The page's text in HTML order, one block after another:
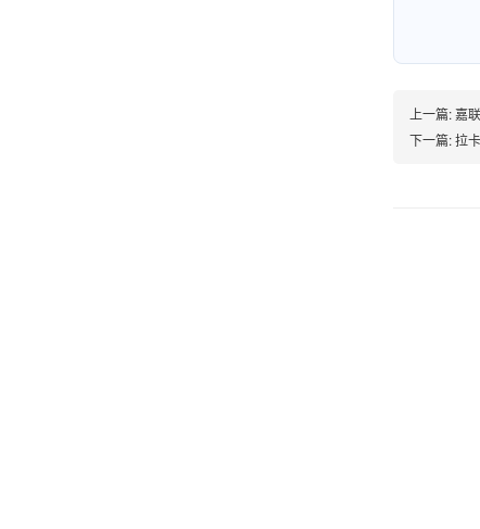
上一篇:嘉
下一篇:拉